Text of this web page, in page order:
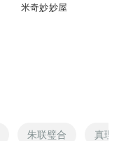
米奇妙妙屋
朱联璧合 真理